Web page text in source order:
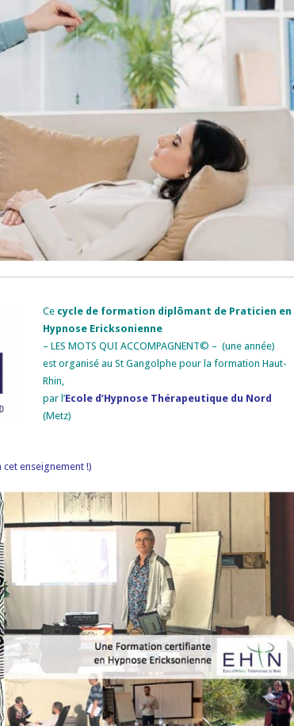
Ce cycle de formation diplômant de Praticien en
Hypnose Ericksonienne
– LES MOTS QUI ACCOMPAGNENT© – (une année)
est organisé au St Gangolphe pour la formation Haut-
Rhin,
par l’Ecole d’Hypnose Thérapeutique du Nord
(Metz)
enseignement !)